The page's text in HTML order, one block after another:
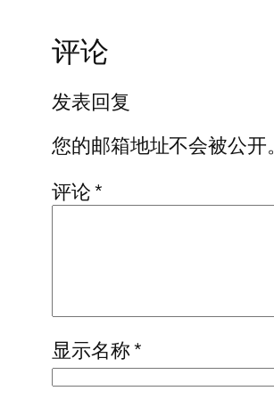
评论
发表回复
您的邮箱地址不会被公开。
评论*
显示名称*